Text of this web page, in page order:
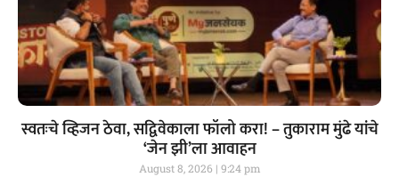
स्वतःचे व्हिजन ठेवा, सद्विवेकाला फॉलो करा! – तुकाराम मुंढे यांचे
‘जेन झी’ला आवाहन
August 8, 2026 9:24 pm